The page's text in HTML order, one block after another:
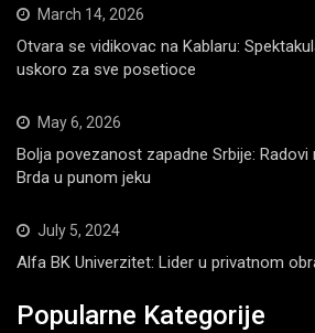
March 14, 2026
Otvara se vidikovac na Kablaru:
uskoro za sve posetioce
May 6, 2026
Bolja povezanost zapadne Srbije: Radovi
Brda u punom jeku
July 5, 2024
Alfa BK Univerzitet: Lider u privatnom
Popularne Kategorije